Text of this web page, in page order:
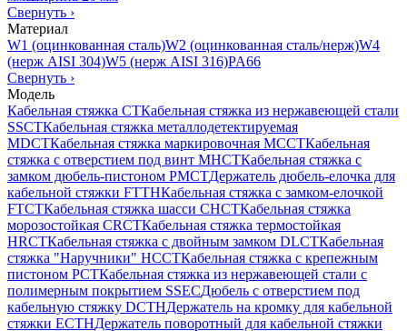
Свернуть ›
Материал
W1 (оцинкованная сталь)W2 (оцинкованная сталь/нерж)W4
(нерж AISI 304)W5 (нерж AISI 316)PA66
Свернуть ›
Модель
Кабельная стяжка CTКабельная стяжка из нержавеющей стали
SSCTКабельная стяжка металлодетектируемая
MDCTКабельная стяжка маркировочная MCCTКабельная
стяжка с отверстием под винт MHCTКабельная стяжка с
замком дюбель-пистоном PMCTДержатель дюбель-елочка для
кабельной стяжки FTTHКабельная стяжка c замком-елочкой
FTCTКабельная стяжка шасси CHCTКабельная стяжка
морозостойкая CRCTКабельная стяжка термостойкая
HRCTКабельная стяжка с двойным замком DLCTКабельная
стяжка "Наручники" HCCTКабельная стяжка с крепежным
пистоном PCTКабельная стяжка из нержавеющей стали с
полимерным покрытием SSECДюбель с отверстием под
кабельную стяжку DCTHДержатель на кромку для кабельной
стяжки ECTHДержатель поворотный для кабельной стяжки